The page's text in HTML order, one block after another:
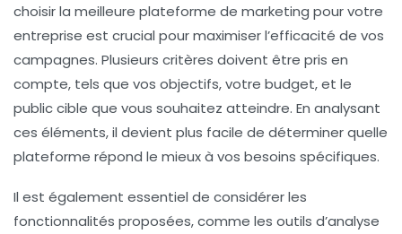
choisir la meilleure plateforme de marketing pour votre
entreprise est crucial pour maximiser l’efficacité de vos
campagnes. Plusieurs critères doivent être pris en
compte, tels que vos objectifs, votre budget, et le
public cible que vous souhaitez atteindre. En analysant
ces éléments, il devient plus facile de déterminer quelle
plateforme répond le mieux à vos besoins spécifiques.
Il est également essentiel de considérer les
fonctionnalités proposées, comme les outils d’analyse